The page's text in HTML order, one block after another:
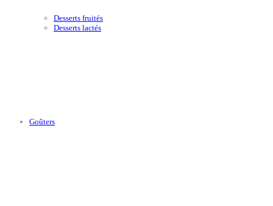
Desserts fruités
Desserts lactés
Goûters